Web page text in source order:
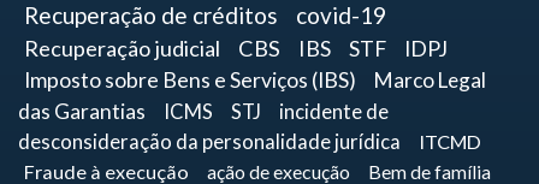
Recuperação de créditos
covid-19
Recuperação judicial CBS IBS STF
IDPJ
Imposto sobre Bens e Serviços (IBS)
Marco Legal
das Garantias
ICMS STJ
incidente de
desconsideração da personalidade jurídica
ITCMD
Fraude à execução
ação de execução
Bem de família